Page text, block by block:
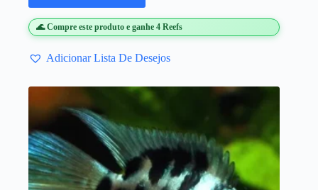
🌊 Compre este produto e ganhe 4 Reefs
Adicionar Lista De Desejos